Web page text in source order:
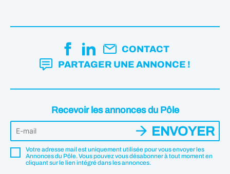
CONTACT
PARTAGER UNE ANNONCE !
Recevoir les annonces du Pôle
Votre adresse mail est uniquement utilisée pour vous envoyer les
Annonces du Pôle. Vous pouvez vous désabonner à tout moment en
cliquant sur le lien intégré dans les annonces.
ENVOYER